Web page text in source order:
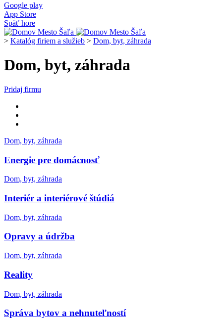
Google play
App Store
Späť hore
> Katalóg firiem a služieb > Dom, byt, záhrada
Dom, byt, záhrada
Pridaj firmu
Dom, byt, záhrada
Energie pre domácnosť
Dom, byt, záhrada
Interiér a interiérové štúdiá
Dom, byt, záhrada
Opravy a údržba
Dom, byt, záhrada
Reality
Dom, byt, záhrada
Správa bytov a nehnuteľností